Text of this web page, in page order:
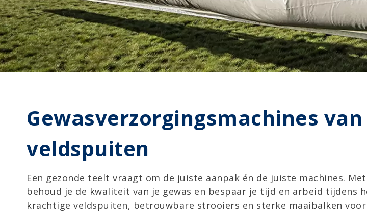
Gewasverzorgingsmachines van
veldspuiten
Een gezonde teelt vraagt om de juiste aanpak én de juiste machines.
behoud je de kwaliteit van je gewas en bespaar je tijd en arbeid tijdens
krachtige veldspuiten, betrouwbare strooiers en sterke maaibalken